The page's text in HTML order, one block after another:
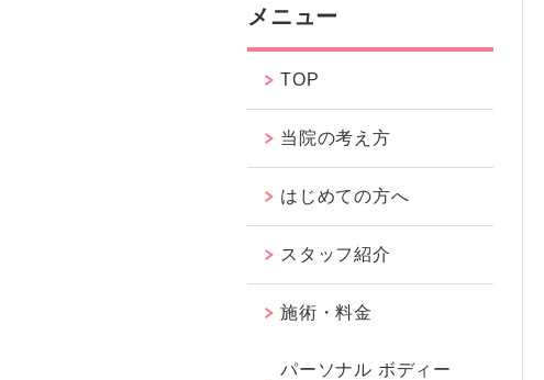
メニュー
TOP
当院の考え方
はじめての方へ
スタッフ紹介
施術・料金
パーソナル ボディー